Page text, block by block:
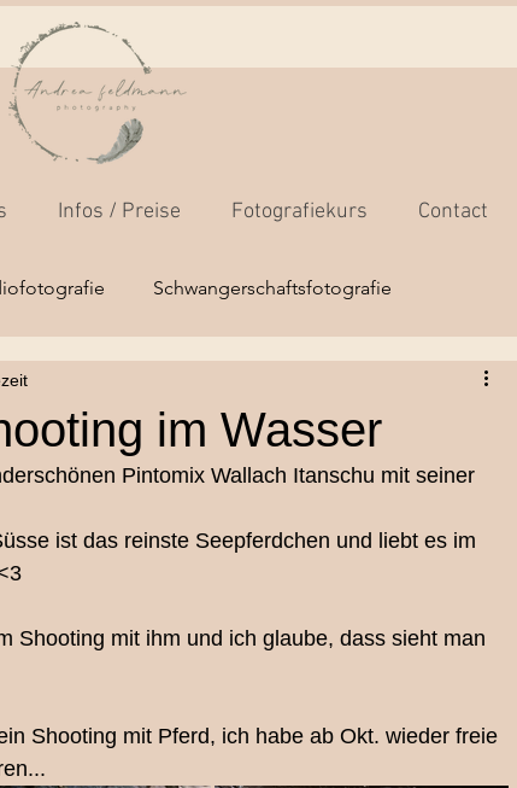
Infos / Preise Fotografiekurs Contact
Schwangerschaftsfotografie
Hochzeitsfotografie Newbornshooting Bern
Tierfotografie Bern
im Wasser
Pintomix Wallach Itanschu mit seiner
ist das reinste Seepferdchen und liebt es im
Shooting mit ihm und ich glaube, dass sieht man
Shooting mit Pferd, ich habe ab Okt. wieder freie